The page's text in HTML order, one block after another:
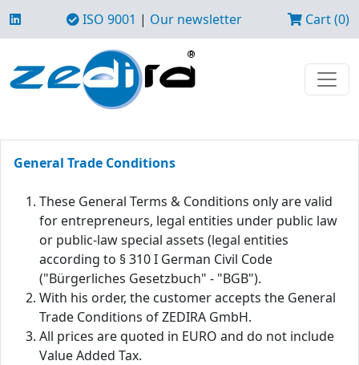
ISO 9001 | Our newsletter Cart (0)
General Trade Conditions
These General Terms & Conditions only are valid
for entrepreneurs, legal entities under public law
or public-law special assets (legal entities
according to § 310 I German Civil Code
("Bürgerliches Gesetzbuch" - "BGB").
With his order, the customer accepts the General
Trade Conditions of ZEDIRA GmbH.
All prices are quoted in EURO and do not include
Value Added Tax.